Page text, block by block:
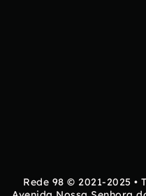
Rede 98 © 2021-2025